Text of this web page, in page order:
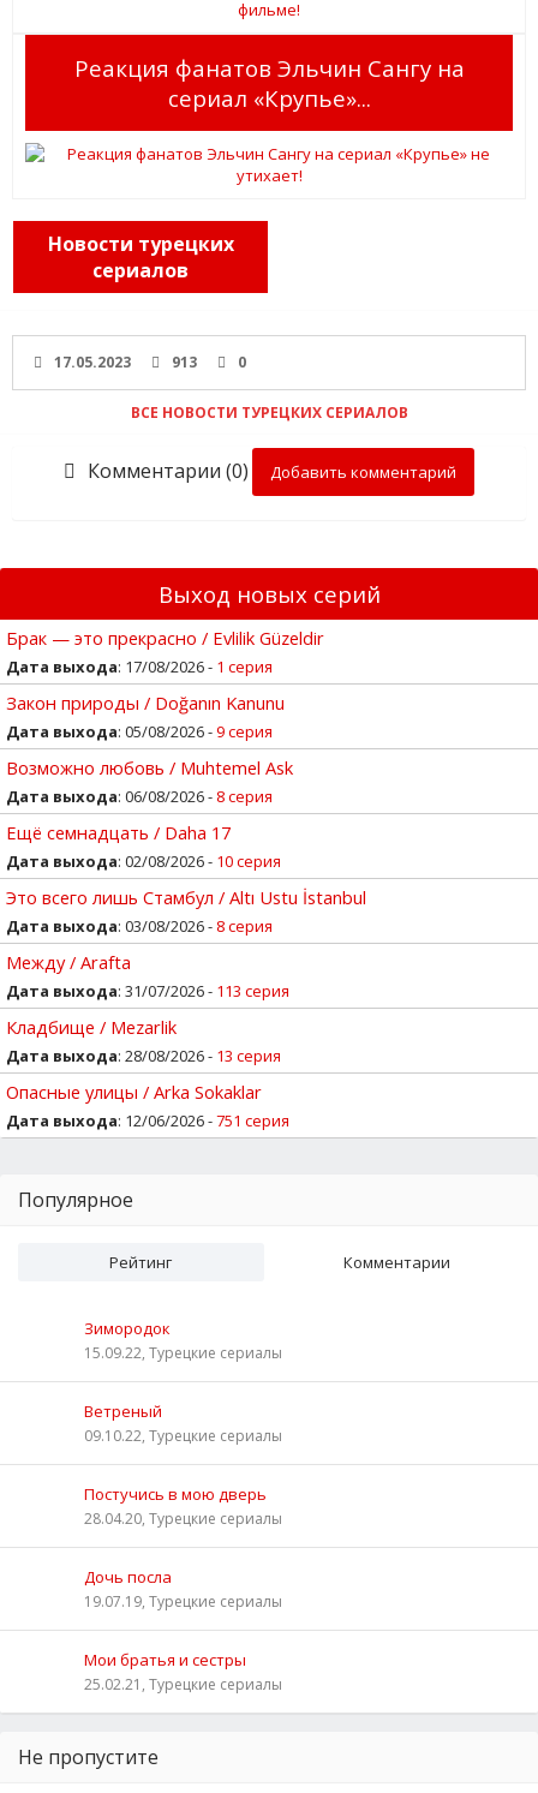
Реакция фанатов Эльчин Сангу на
сериал «Крупье»...
Новости турецких
сериалов
17.05.2023 913 0
ВСЕ НОВОСТИ ТУРЕЦКИХ СЕРИАЛОВ
Комментарии (0) Добавить комментарий
Выход новых серий
Брак — это прекрасно / Evlilik Güzeldir
Дата выхода: 17/08/2026 - 1 серия
Закон природы / Doğanın Kanunu
Дата выхода: 05/08/2026 -9 серия
Возможно любовь / Muhtemel Ask
Дата выхода: 06/08/2026 - 8 серия
Ещё семнадцать / Daha 17
Дата выхода: 02/08/2026 - 10 серия
Это всего лишь Стамбул / Altı Ustu İstanbul
Дата выхода: 03/08/2026 - 8 серия
Между / Arafta
Дата выхода: 31/07/2026 - 113 серия
Кладбище / Mezarlik
Дата выхода: 28/08/2026 - 13 серия
Опасные улицы / Arka Sokaklar
Дата выхода: 12/06/2026 -751 серия
Популярное
Рейтинг Комментарии
Зимородок
15.09.22, Турецкие сериалы
Ветреный
09.10.22, Турецкие сериалы
Постучись в мою дверь
28.04.20, Турецкие сериалы
Дочь посла
19.07.19, Турецкие сериалы
Мои братья и сестры
25.02.21, Турецкие сериалы
Не пропустите